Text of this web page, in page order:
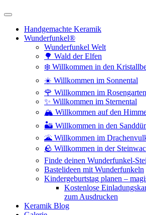
Handgemachte Keramik
Wunderfunkel®
Wunderfunkel Welt
🌳 Wald der Elfen
❄️ Willkommen in den
☀️ Willkommen im Sonnental
🌹 Willkommen im Rosengarten
✨ Willkommen im Sternental
🏔️ Willkommen auf den
🏜️ Willkommen in den
🌋 Willkommen im
🪨 Willkommen in der
Finde deinen Wunderfunkel-
Bastelideen mit Wunderfunkeln
Kindergeburtstag planen –
Kostenlose
zum Ausdrucken
Keramik Blog